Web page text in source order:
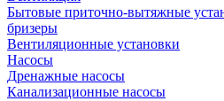
Бытовые приточно-вытяжные
бризеры
Вентиляционные установки
Насосы
Дренажные насосы
Канализационные насосы